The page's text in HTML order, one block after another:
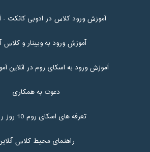
آموزش ورود کلاس در ادوبی کانکت -
آموزش ورود به وبینار و کلاس
آموزش ورود به اسکای روم در آنلاین
دعوت به همکاری
تعرفه های اسکای روم 10 روز رایگان
راهنمای محیط کلاس